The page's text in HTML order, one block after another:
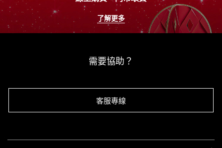
了解更多
需要協助？
客服專線